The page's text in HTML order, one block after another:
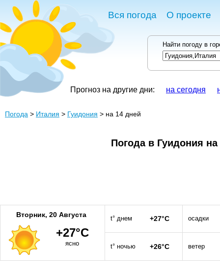
Вся погода О проекте
Найти погоду в
Прогноз на другие дни: на сегодня
Погода > Италия > Гуидония > на 14 дней
Погода в Гуидония
Вторник, 20 Августа
+27°C
ясно
t° днем +27°C осадки
t° ночью +26°C ветер